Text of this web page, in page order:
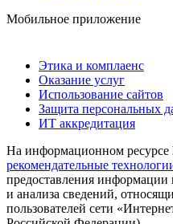
Мобильное приложение
Этика и комплаенс
Оказание услуг
Использование сайтов
Защита персональных
ИТ аккредитация
На информационном ресурсе
рекомендательные
предоставления информации
и анализа сведений,
пользователей сети